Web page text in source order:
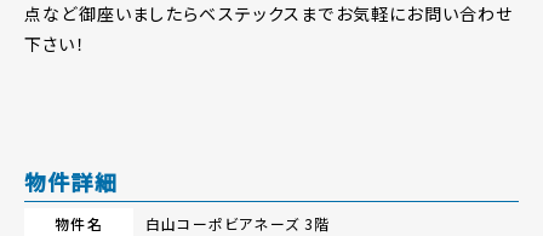
点など御座いましたらベステックスまでお気軽にお問い合わせ
下さい！
物件詳細
物件名
白山コーポビアネーズ 3階